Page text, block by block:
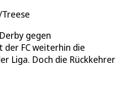
gegen
FC weiterhin die
Liga. Doch die Rückkehrer